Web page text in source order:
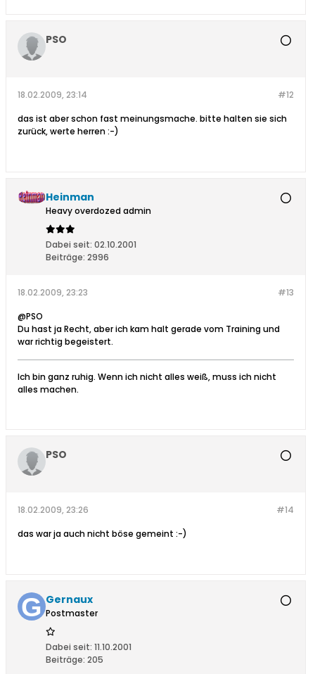
PSO
#12
18.02.2009, 23:14
das ist aber schon fast meinungsmache. bitte halten sie sich
zurück, werte herren :-)
Heinman
Heavy overdozed admin
Dabei seit: 02.10.2001
Beiträge: 2996
#13
18.02.2009, 23:23
@PSO
Du hast ja Recht, aber ich kam halt gerade vom Training und
war richtig begeistert.
Ich bin ganz ruhig. Wenn ich nicht alles weiß, muss ich nicht
alles machen.
PSO
#14
18.02.2009, 23:26
das war ja auch nicht böse gemeint :-)
Gernaux
Postmaster
Dabei seit: 11.10.2001
Beiträge: 205